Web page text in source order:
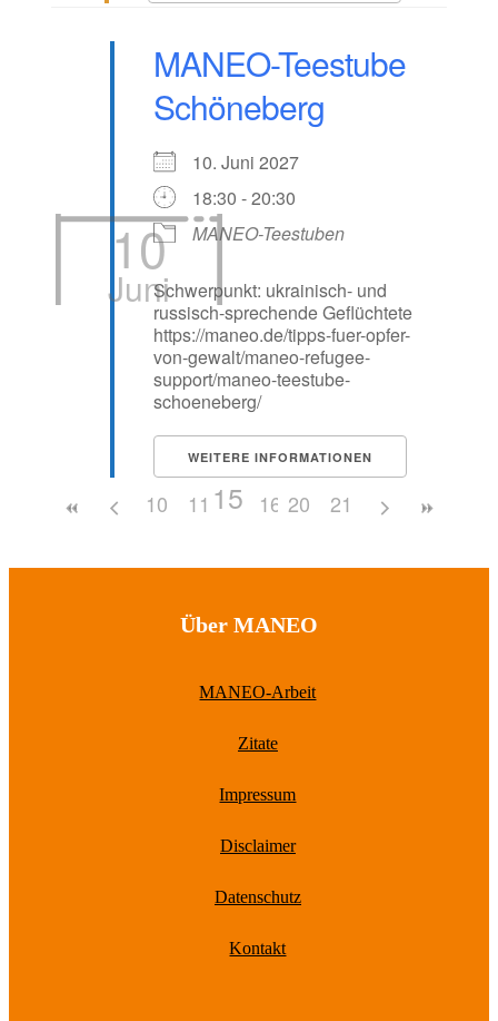
10
Juni
MANEO-Teestube
Schöneberg
10. Juni 2027
18:30 - 20:30
MANEO-Teestuben
Schwerpunkt: ukrainisch- und
russisch-sprechende Geflüchtete
https://maneo.de/tipps-fuer-opfer-
von-gewalt/maneo-refugee-
support/maneo-teestube-
schoeneberg/
WEITERE INFORMATIONEN
10 11 12 13 14
15 16 17 18 19
20 21
Über MANEO
MANEO-Arbeit
Zitate
Impressum
Disclaimer
Datenschutz
Kontakt